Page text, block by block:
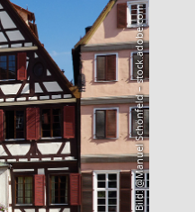
Bild: @Manuel Schönfeld – stock.adobe.com